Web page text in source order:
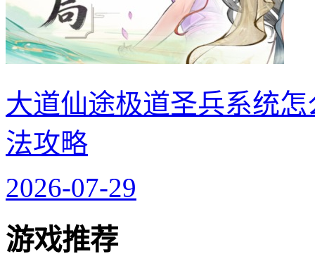
大道仙途极道圣兵系统
法攻略
2026-07-29
游戏推荐